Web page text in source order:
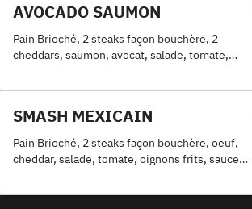
AVOCADO SAUMON
Pain Brioché, 2 steaks façon bouchère, 2
cheddars, saumon, avocat, salade, tomate,
SMASH MEXICAIN
Pain Brioché, 2 steaks façon bouchère, oeuf,
cheddar, salade, tomate, oignons frits, sauce